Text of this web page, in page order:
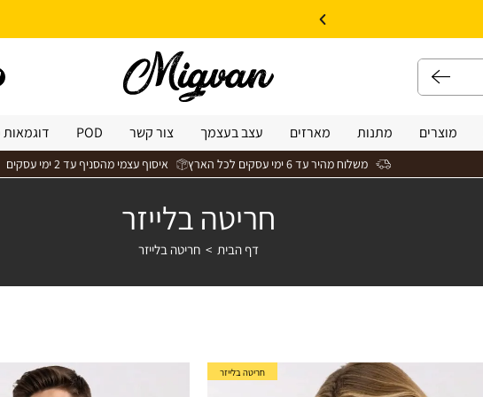
מוצרים מתנות מארזים עצב בעצמך צור קשר POD
משלוח מהיר עד 6 ימי עסקים לכל הארץ איסוף עצמי מהסניף עד 2 ימי עסקים
חריטה בלייזר
דף הבית > חריטה בלייזר
חריטה בלייזר